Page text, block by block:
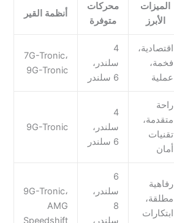
الميزات
الأبرز
محركات
متوفرة
أنظمة القير
اقتصادية،
فخمة،
عملية
4
سلندر،
6 سلندر
7G-Tronic،
9G-Tronic
راحة
متقدمة،
تقنيات
أمان
4
سلندر،
6 سلندر
9G-Tronic
رفاهية
مطلقة،
ابتكارات
6
سلندر،
8
سلندر،
9G-Tronic،
AMG
Speedshift